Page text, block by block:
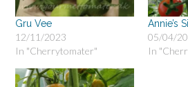
Gru Vee
12/11/2023
In "Cherrytomater"
Annie’s
05/04/
In